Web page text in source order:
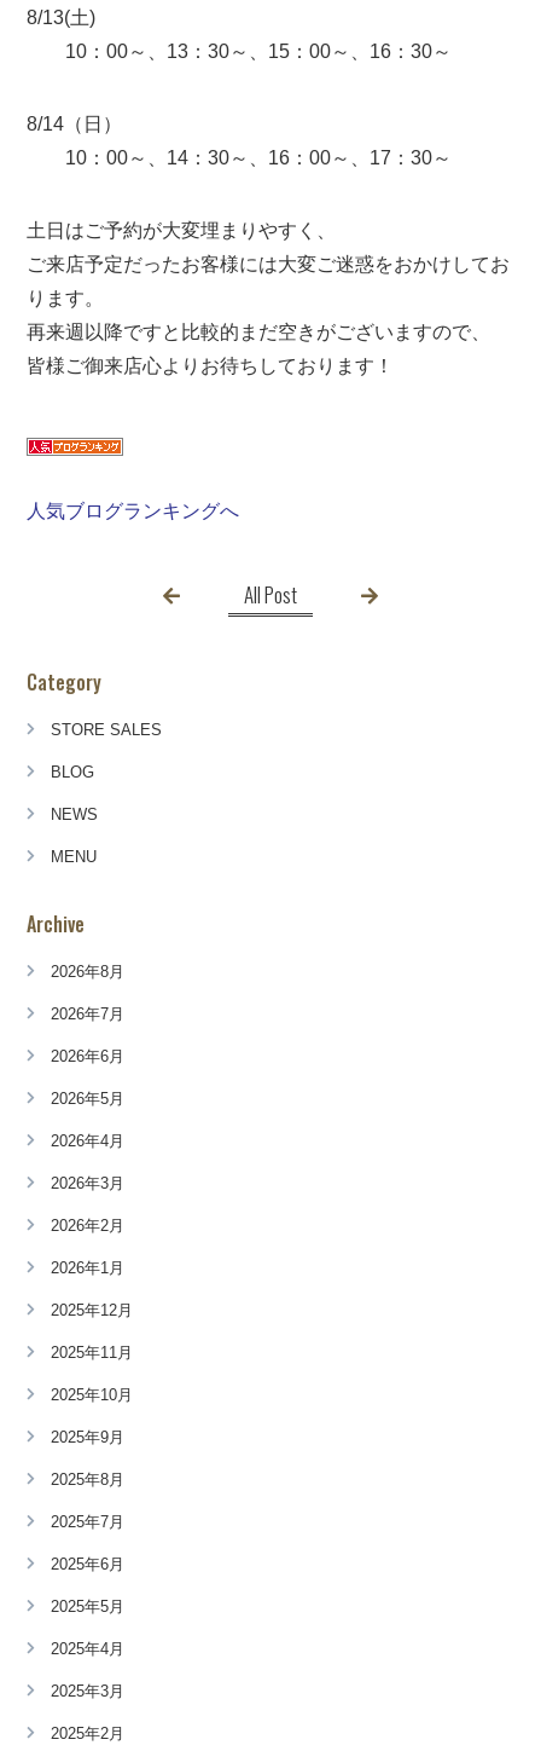
8/13(土)
10：00～、13：30～、15：00～、16：30～
8/14（日）
10：00～、14：30～、16：00～、17：30～
土日はご予約が大変埋まりやすく、
ご来店予定だったお客様には大変ご迷惑をおかけしてお
ります。
再来週以降ですと比較的まだ空きがございますので、
皆様ご御来店心よりお待ちしております！
人気ブログランキングへ
All Post
Category
STORE SALES
BLOG
NEWS
MENU
Archive
2026年8月
2026年7月
2026年6月
2026年5月
2026年4月
2026年3月
2026年2月
2026年1月
2025年12月
2025年11月
2025年10月
2025年9月
2025年8月
2025年7月
2025年6月
2025年5月
2025年4月
2025年3月
2025年2月